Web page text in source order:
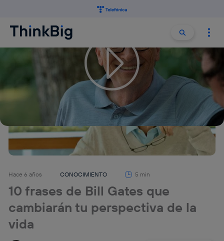
Buscar
Hace 6 años CONOCIMIENTO 5 min
10 frases de Bill Gates que
cambiarán tu perspectiva de la
vida